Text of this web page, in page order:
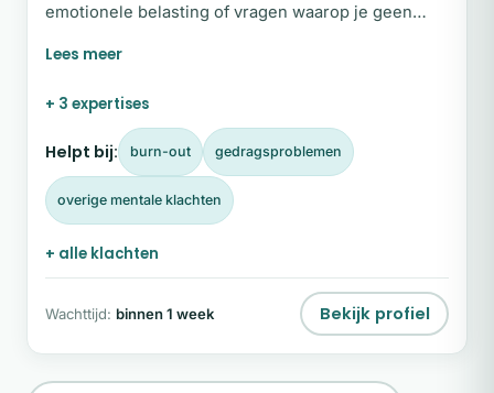
emotionele belasting of vragen waarop je geen
tijd veel, voel je je uitgeput of ervaar je een gemis
begeleiding helpt Marenka moeders om met
bewustzijn te kijken naar wat zich aandient, zonder
oordeel en zonder haast.
+ 3 expertises
Helpt bij: burn-out gedragsproblemen
overige mentale klachten
+ alle klachten
Wachttijd: binnen 1 week Bekijk profiel